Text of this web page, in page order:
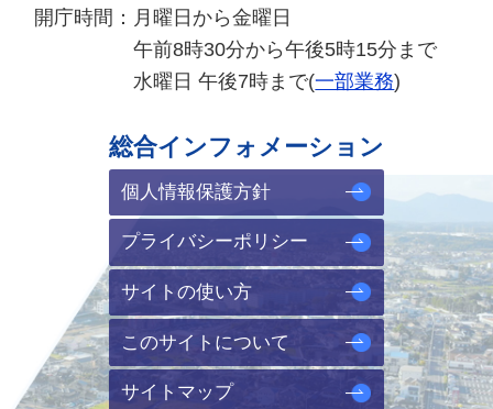
開庁時間： 月曜日から金曜日
午前8時30分から午後5時15分まで
水曜日 午後7時まで(一部業務)
総合インフォメーション
個人情報保護方針
プライバシーポリシー
サイトの使い方
このサイトについて
サイトマップ